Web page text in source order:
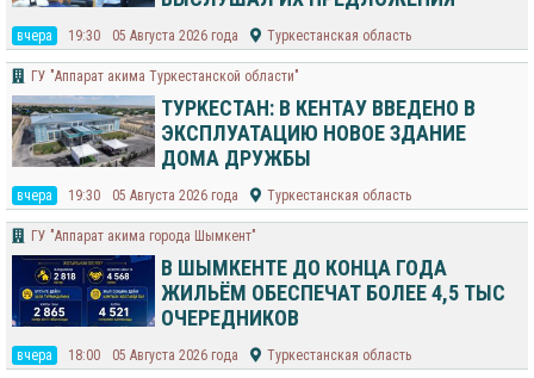
вчера 19:30 05 Августа 2026 года Туркестанская область
ГУ "Аппарат акима Туркестанской области"
ТУРКЕСТАН: В КЕНТАУ ВВЕДЕНО В
ЭКСПЛУАТАЦИЮ НОВОЕ ЗДАНИЕ
ДОМА ДРУЖБЫ
вчера 19:30 05 Августа 2026 года Туркестанская область
​ГУ "Аппарат акима города Шымкент"
В ШЫМКЕНТЕ ДО КОНЦА ГОДА
ЖИЛЬЁМ ОБЕСПЕЧАТ БОЛЕЕ 4,5 ТЫС
ОЧЕРЕДНИКОВ
вчера 18:00 05 Августа 2026 года Туркестанская область